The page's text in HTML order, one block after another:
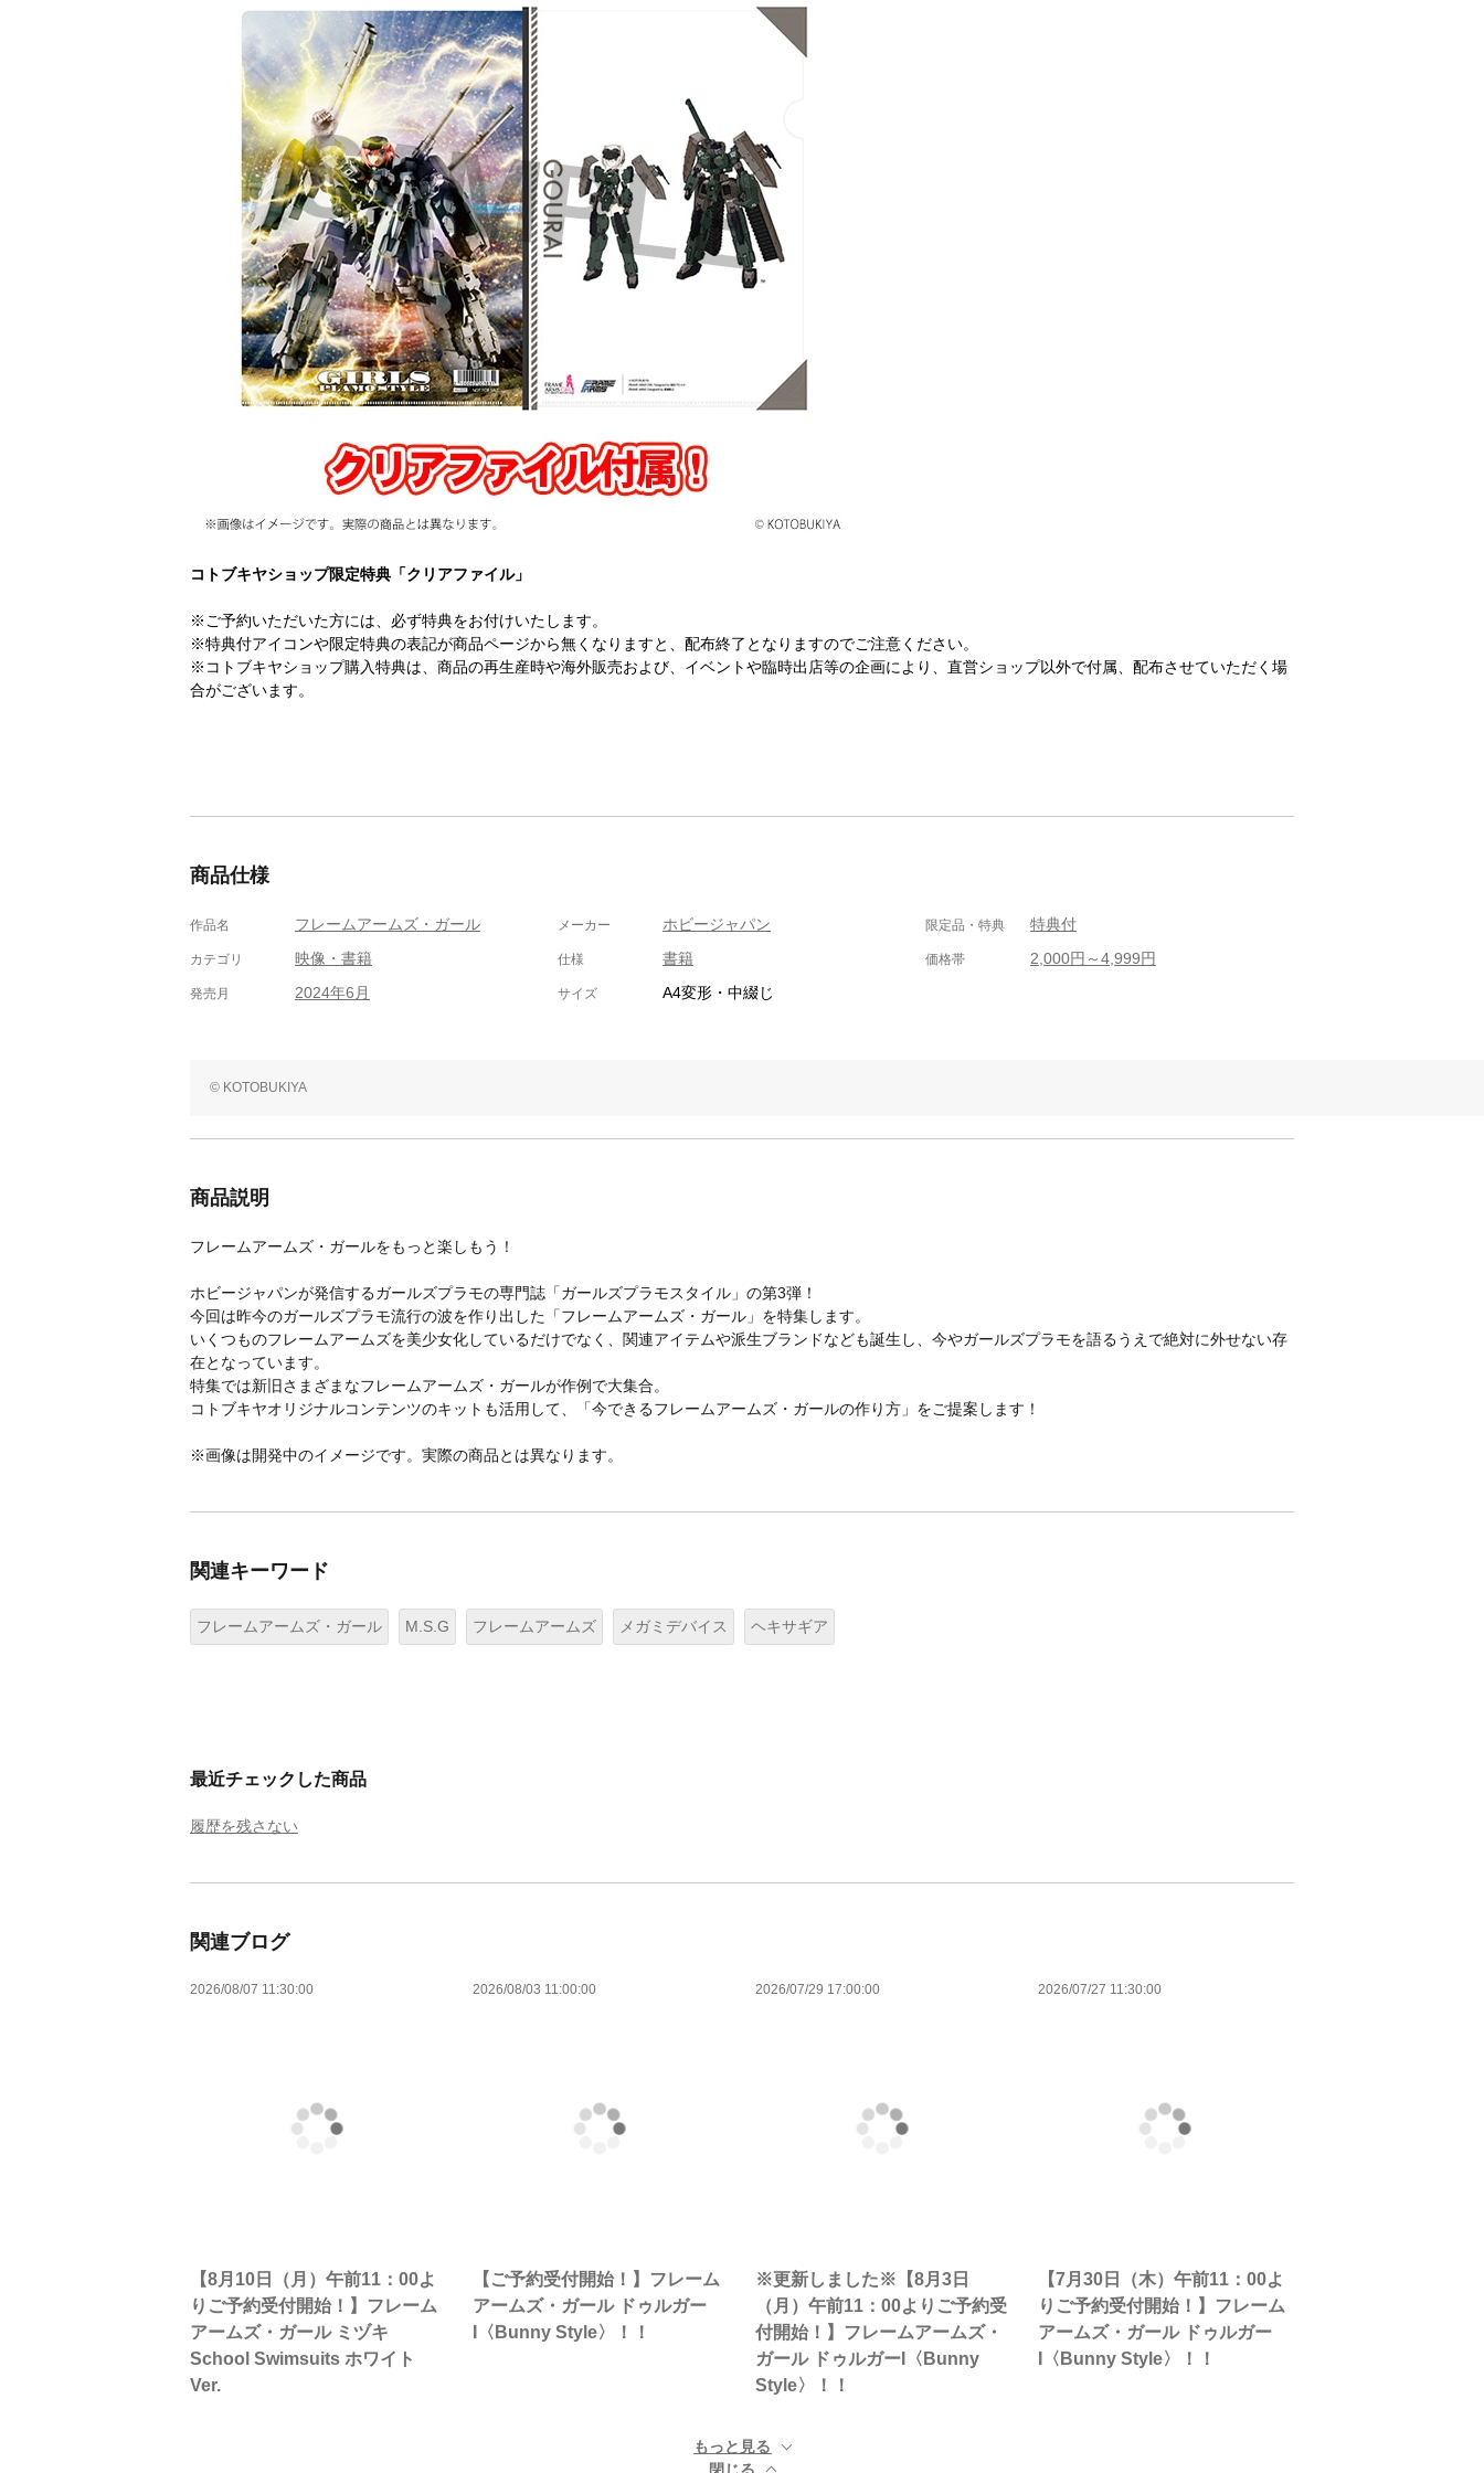
コトブキヤショップ限定特典「クリアファイル」
※ご予約いただいた方には、必ず特典をお付けいたします。
※特典付アイコンや限定特典の表記が商品ページから無くなりますと、配布終了となりますのでご注意ください。
※コトブキヤショップ購入特典は、商品の再生産時や海外販売および、イベントや臨時出店等の企画により、直営ショップ以外で付属、配布させていただく場
合がございます。
商品仕様
作品名 フレームアームズ・ガール メーカー ホビージャパン 限定品・特典 特典付
カテゴリ 映像・書籍 仕様 書籍 価格帯 2,000円～4,999円
発売月 2024年6月 サイズ A4変形・中綴じ
© KOTOBUKIYA
商品説明
フレームアームズ・ガールをもっと楽しもう！
ホビージャパンが発信するガールズプラモの専門誌「ガールズプラモスタイル」の第3弾！
今回は昨今のガールズプラモ流行の波を作り出した「フレームアームズ・ガール」を特集します。
いくつものフレームアームズを美少女化しているだけでなく、関連アイテムや派生ブランドなども誕生し、今やガールズプラモを語るうえで絶対に外せない存
在となっています。
特集では新旧さまざまなフレームアームズ・ガールが作例で大集合。
コトブキヤオリジナルコンテンツのキットも活用して、「今できるフレームアームズ・ガールの作り方」をご提案します！
※画像は開発中のイメージです。実際の商品とは異なります。
関連キーワード
フレームアームズ・ガール M.S.G フレームアームズ メガミデバイス ヘキサギア
最近チェックした商品
履歴を残さない
関連ブログ
2026/08/07 11:30:00
【8月10日（月）午前11：00よ
りご予約受付開始！】フレーム
アームズ・ガール ミヅキ
School Swimsuits ホワイト
Ver.
2026/08/03 11:00:00
【ご予約受付開始！】フレーム
アームズ・ガール ドゥルガー
I〈Bunny Style〉！！
2026/07/29 17:00:00
※更新しました※【8月3日
（月）午前11：00よりご予約受
付開始！】フレームアームズ・
ガール ドゥルガーI〈Bunny
Style〉！！
2026/07/27 11:30:00
【7月30日（木）午前11：00よ
りご予約受付開始！】フレーム
アームズ・ガール ドゥルガー
I〈Bunny Style〉！！
もっと見る ▼